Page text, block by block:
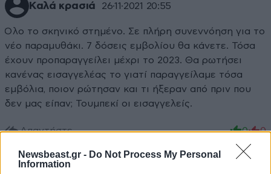
Newsbeast.gr - Do Not Process My Personal
Information
Καλά κρασιά 26·11·2021 20:55
Όλο το σκηνικό στημένο. Σε πλήρη συνεννόηση για το
νέο παραμυθάκι. 7 δόσεις εμβολίου θα κάνετε. Τόσα
έχουν προπαραγγείλει μέχρι το 2023. Θα ρωτήσει
κανένας εισαγγελέας το γιατί παραγγείλαμε τόσα
εμβόλια, ποιον ρώτησαν και τι ήξεραν από πριν που
δεν μας είπαν; Τουμπεκί οι εισαγγελείς.
Απαντήστε 0 0